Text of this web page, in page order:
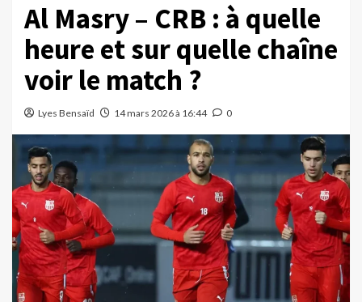
Al Masry – CRB : à quelle
heure et sur quelle chaîne
voir le match ?
Lyes Bensaïd 14 mars 2026 à 16:44 0